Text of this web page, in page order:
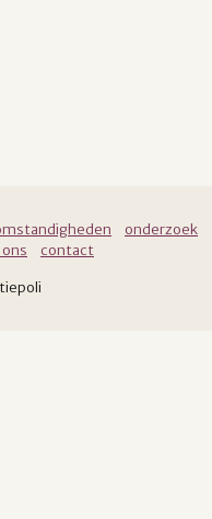
onderzoek
contact